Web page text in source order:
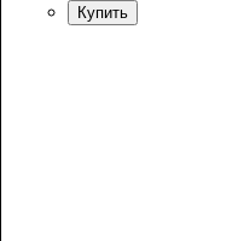
Купить